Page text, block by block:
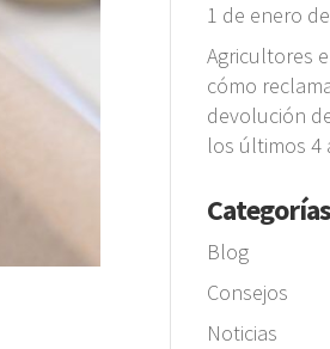
1 de enero
Agricultores
cómo
devolución
los últimos 4
Categorías
Blog
Consejos
Noticias